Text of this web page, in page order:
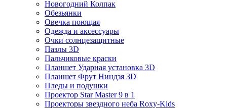
Новогодний Колпак
Обезьянки
Овечка поющая
Одежда и аксессуары
Очки солнцезащитные
Пазлы 3D
Пальчиковые краски
Планшет Ударная установка 3D
Планшет Фрут Ниндзя 3D
Пледы и подушки
Проектор Star Master 9 в 1
Проекторы звездного неба Roxy-Kids